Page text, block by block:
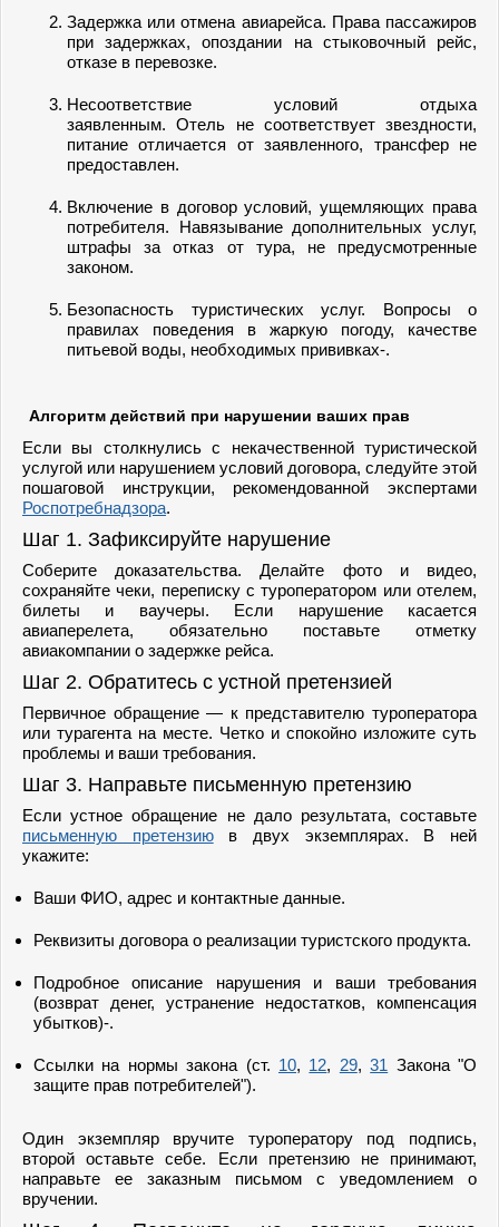
Задержка или отмена авиарейса. Права пассажиров
при задержках, опоздании на стыковочный рейс,
отказе в перевозке.
Несоответствие условий отдыха
заявленным. Отель не соответствует звездности,
питание отличается от заявленного, трансфер не
предоставлен.
Включение в договор условий, ущемляющих права
потребителя. Навязывание дополнительных услуг,
штрафы за отказ от тура, не предусмотренные
законом.
Безопасность туристических услуг. Вопросы о
правилах поведения в жаркую погоду, качестве
питьевой воды, необходимых прививках-.
Алгоритм действий при нарушении ваших прав
Если вы столкнулись с некачественной туристической
услугой или нарушением условий договора, следуйте этой
пошаговой инструкции, рекомендованной экспертами
Роспотребнадзора.
Шаг 1. Зафиксируйте нарушение
Соберите доказательства. Делайте фото и видео,
сохраняйте чеки, переписку с туроператором или отелем,
билеты и ваучеры. Если нарушение касается
авиаперелета, обязательно поставьте отметку
авиакомпании о задержке рейса.
Шаг 2. Обратитесь с устной претензией
Первичное обращение — к представителю туроператора
или турагента на месте. Четко и спокойно изложите суть
проблемы и ваши требования.
Шаг 3. Направьте письменную претензию
Если устное обращение не дало результата, составьте
письменную претензиюв двух экземплярах. В ней
укажите:
Ваши ФИО, адрес и контактные данные.
Реквизиты договора о реализации туристского продукта.
Подробное описание нарушения и ваши требования
(возврат денег, устранение недостатков, компенсация
убытков)-.
Ссылки на нормы закона (ст. 10, 12, 29,31 Закона "О
защите прав потребителей").
Один экземпляр вручите туроператору под подпись,
второй оставьте себе. Если претензию не принимают,
направьте ее заказным письмом с уведомлением о
вручении.